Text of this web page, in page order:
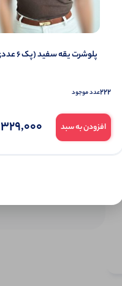
پلوشرت یقه سفید (پک 6 عددی)
222عدد موجود
افزودن به سبد 329,000